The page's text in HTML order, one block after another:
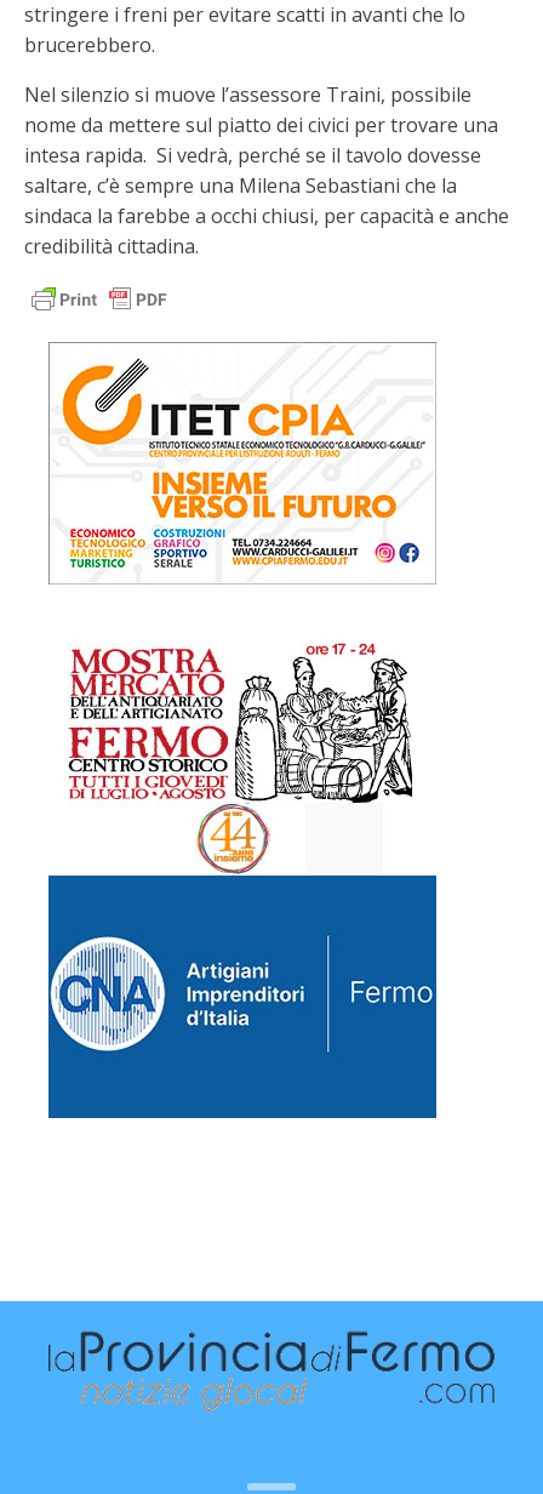
stringere i freni per evitare scatti in avanti che lo
brucerebbero.
Nel silenzio si muove l’assessore Traini, possibile
nome da mettere sul piatto dei civici per trovare una
intesa rapida. Si vedrà, perché se il tavolo dovesse
saltare, c’è sempre una Milena Sebastiani che la
sindaca la farebbe a occhi chiusi, per capacità e anche
credibilità cittadina.